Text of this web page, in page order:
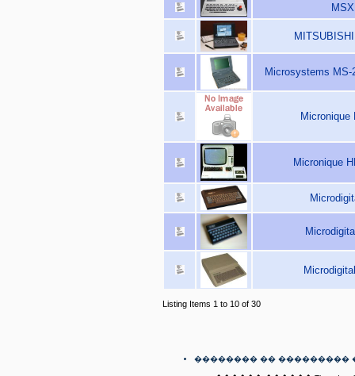
Microsystems MS-
Micronique
Micronique
Listing Items 1 to 10 of 30
�������� �� ���������